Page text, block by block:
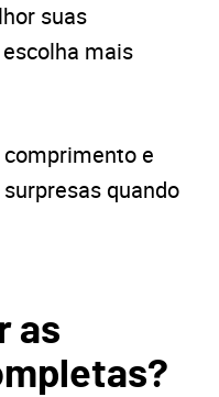
suas
mais
e
quando
as